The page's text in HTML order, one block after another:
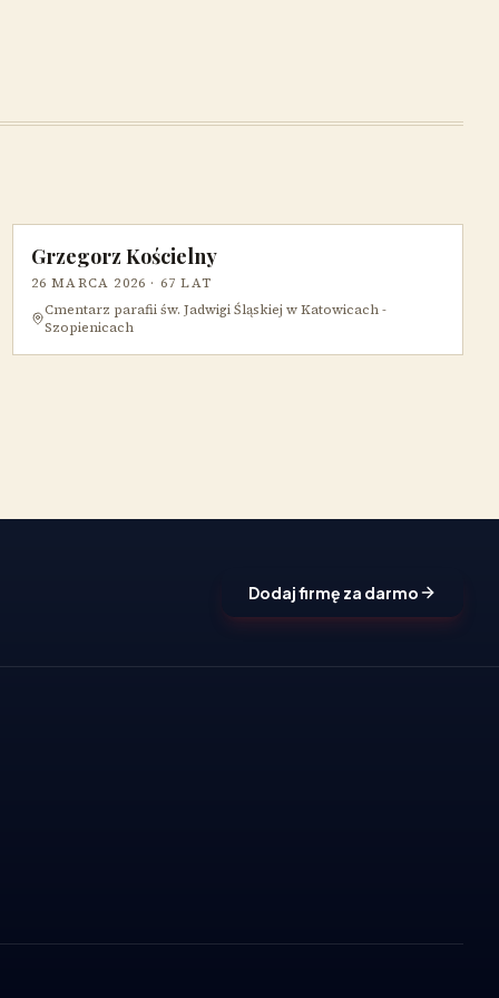
Grzegorz Kościelny
26 MARCA 2026 · 67 LAT
Cmentarz parafii św. Jadwigi Śląskiej w Katowicach -
Szopienicach
Dodaj firmę za darmo